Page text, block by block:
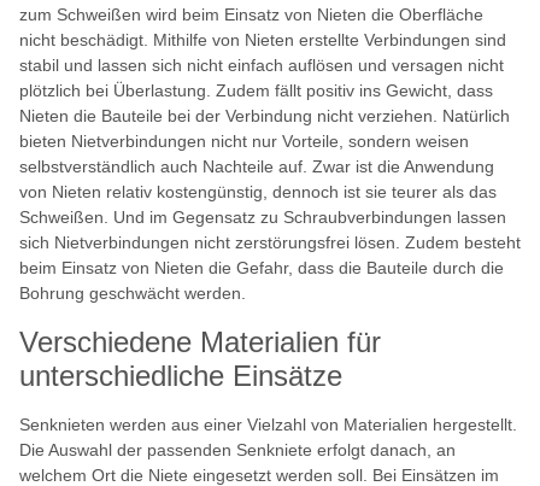
zum Schweißen wird beim Einsatz von Nieten die Oberfläche
nicht beschädigt. Mithilfe von Nieten erstellte Verbindungen sind
stabil und lassen sich nicht einfach auflösen und versagen nicht
plötzlich bei Überlastung. Zudem fällt positiv ins Gewicht, dass
Nieten die Bauteile bei der Verbindung nicht verziehen. Natürlich
bieten Nietverbindungen nicht nur Vorteile, sondern weisen
selbstverständlich auch Nachteile auf. Zwar ist die Anwendung
von Nieten relativ kostengünstig, dennoch ist sie teurer als das
Schweißen. Und im Gegensatz zu Schraubverbindungen lassen
sich Nietverbindungen nicht zerstörungsfrei lösen. Zudem besteht
beim Einsatz von Nieten die Gefahr, dass die Bauteile durch die
Bohrung geschwächt werden.
Verschiedene Materialien für
unterschiedliche Einsätze
Senknieten werden aus einer Vielzahl von Materialien hergestellt.
Die Auswahl der passenden Senkniete erfolgt danach, an
welchem Ort die Niete eingesetzt werden soll. Bei Einsätzen im